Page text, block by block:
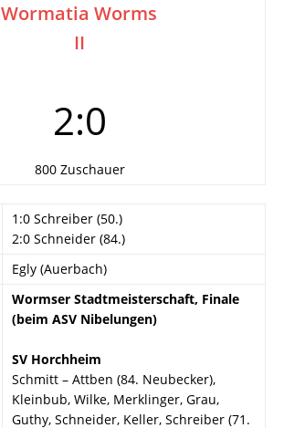
Wormatia Worms
II
2:0
800 Zuschauer
1:0 Schreiber (50.)
2:0 Schneider (84.)
Egly (Auerbach)
Wormser Stadtmeisterschaft, Finale
(beim ASV Nibelungen)
SV Horchheim
Schmitt – Attben (84. Neubecker),
Kleinbub, Wilke, Merklinger, Grau,
Guthy, Schneider, Keller, Schreiber (71.